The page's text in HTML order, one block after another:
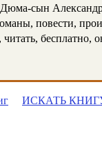
сын
повести,
читать, бесплатно,
ИСКАТЬ